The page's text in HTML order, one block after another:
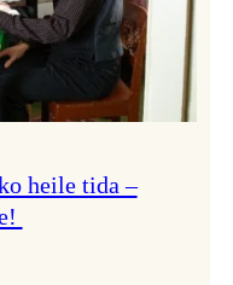
heile tida –